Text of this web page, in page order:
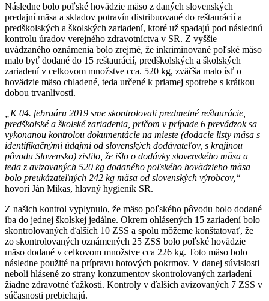
Následne bolo poľské hovädzie mäso z daných slovenských
predajní mäsa a skladov potravín distribuované do reštaurácií a
predškolských a školských zariadení, ktoré už spadajú pod následnú
kontrolu úradov verejného zdravotníctva v SR. Z vyššie
uvádzaného oznámenia bolo zrejmé, že inkriminované poľské mäso
malo byť dodané do 15 reštaurácií, predškolských a školských
zariadení v celkovom množstve cca. 520 kg, zväčša malo ísť o
hovädzie mäso chladené, teda určené k priamej spotrebe s krátkou
dobou trvanlivosti.
„K 04. februáru 2019 sme skontrolovali predmetné reštaurácie,
predškolské a školské zariadenia, pričom v prípade 6 prevádzok sa
vykonanou kontrolou dokumentácie na mieste (dodacie listy mäsa s
identifikačnými údajmi od slovenských dodávateľov, s krajinou
pôvodu Slovensko) zistilo, že išlo o dodávky slovenského mäsa a
teda z avizovaných 520 kg dodaného poľského hovädzieho mäsa
bolo preukázateľných 242 kg mäsa od slovenských výrobcov,“
hovorí Ján Mikas, hlavný hygienik SR.
Z našich kontrol vyplynulo, že mäso poľského pôvodu bolo dodané
iba do jednej školskej jedálne. Okrem ohlásených 15 zariadení bolo
skontrolovaných ďalších 10 ZSS a spolu môžeme konštatovať, že
zo skontrolovaných oznámených 25 ZSS bolo poľské hovädzie
mäso dodané v celkovom množstve cca 226 kg. Toto mäso bolo
následne použité na prípravu hotových pokrmov. V danej súvislosti
neboli hlásené zo strany konzumentov skontrolovaných zariadení
žiadne zdravotné ťažkosti. Kontroly v ďalších avizovaných 7 ZSS v
súčasnosti prebiehajú.